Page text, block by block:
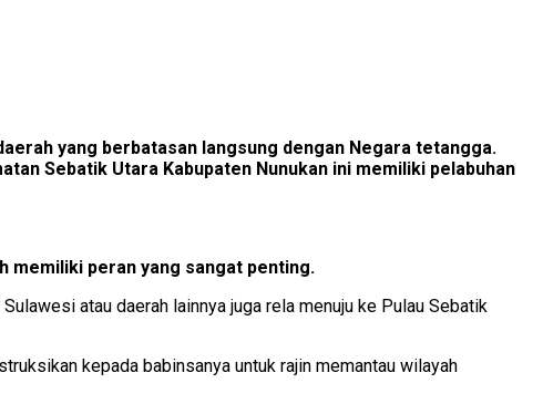
yang berbatasan langsung dengan Negara tetangga.
Sebatik Utara Kabupaten Nunukan ini memiliki pelabuhan
memiliki peran yang sangat penting.
atau daerah lainnya juga rela menuju ke Pulau Sebatik
kepada babinsanya untuk rajin memantau wilayah